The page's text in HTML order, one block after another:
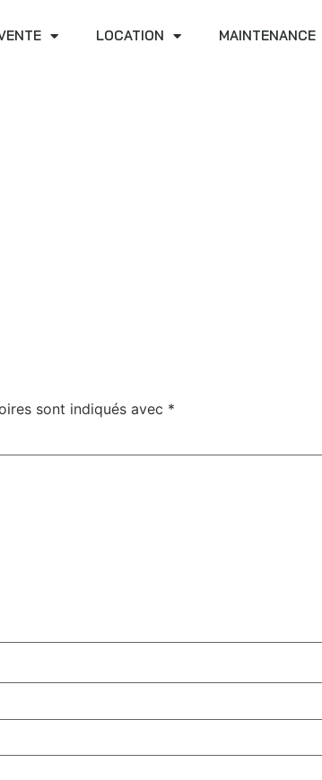
LOCATION MAINTENANCE
sont indiqués avec *